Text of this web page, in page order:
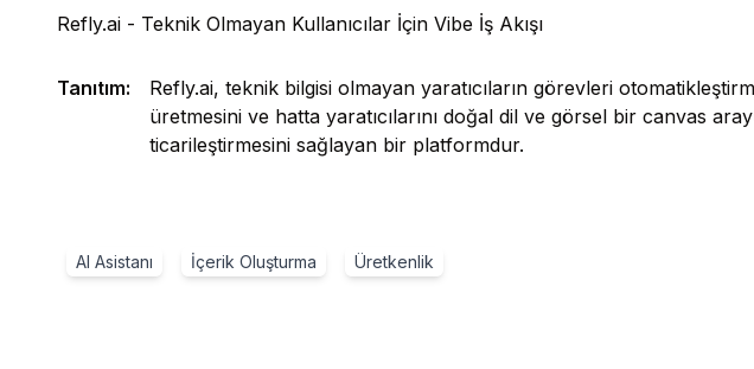
Refly.ai - Teknik Olmayan Kullanıcılar İçin Vibe İş Akışı
Tanıtım:
Refly.ai, teknik bilgisi olmayan yaratıcıların görevleri
üretmesini ve hatta yaratıcılarını doğal dil ve görsel bir canvas
ticarileştirmesini sağlayan bir platformdur.
AI Asistanı İçerik Oluşturma Üretkenlik